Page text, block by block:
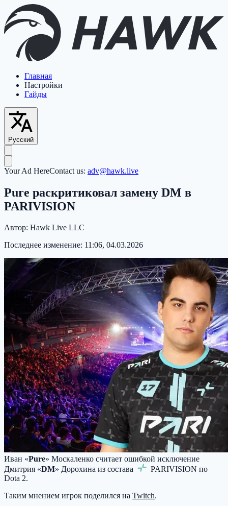
Главная
Настройки
Гайды
Русский
Your Ad HereContact us: adv@hawk.live
Pure раскритиковал замену DM в
PARIVISION
Автор: Hawk Live LLC
Последнее изменение: 11:06, 04.03.2026
Иван «Pure» Москаленко считает ошибкой исключение
Дмитрия «DM» Дорохина из состава PARIVISION по
Dota 2.
Таким мнением игрок поделился на Twitch.